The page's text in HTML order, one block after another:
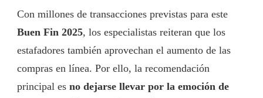
Con millones de transacciones previstas para este
Buen Fin 2025, los especialistas reiteran que los
estafadores también aprovechan el aumento de las
compras en línea. Por ello, la recomendación
principal es no dejarse llevar por la emoción de